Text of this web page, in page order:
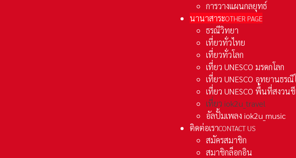
การวางแผนกลยุทธ์
นานาสาระOTHER PAGE
ธรณีวิทยา
เที่ยวทั่วไทย
เที่ยวทั่วโลก
เที่ยว UNESCO มรดกโลก
เที่ยว UNESCO อุทยานธรณี
เที่ยว UNESCO พื้นที่สงวน
เที่ยว iok2u_travel
อัลปั้มเพลง iok2u_music
ติดต่อเราCONTACT US
สมัครสมาชิก
สมาชิกล็อกอิน